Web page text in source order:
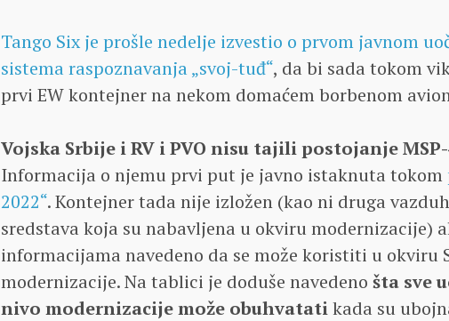
Tango Six je prošle nedelje izvestio o prvom javnom
sistema raspoznavanja „svoj-tuđ“, da bi sada tokom
prvi EW kontejner na nekom domaćem borbenom
Vojska Srbije i RV i PVO nisu tajili postojanje
Informacija o njemu prvi put je javno istaknuta tokom
2022“. Kontejner tada nije izložen (kao ni druga
sredstava koja su nabavljena u okviru modernizacije)
informacijama navedeno da se može koristiti u okviru
modernizacije. Na tablici je doduše navedeno šta sve
nivo modernizacije može obuhvatatikada su